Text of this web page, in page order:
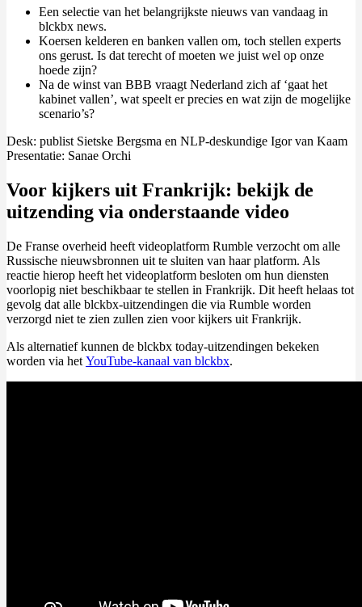
Een selectie van het belangrijkste nieuws van vandaag in
blckbx news.
Koersen kelderen en banken vallen om, toch stellen experts
ons gerust. Is dat terecht of moeten we juist wel op onze
hoede zijn?
Na de winst van BBB vraagt Nederland zich af ‘gaat het
kabinet vallen’, wat speelt er precies en wat zijn de mogelijke
scenario’s?
Desk: publist Sietske Bergsma en NLP-deskundige Igor van Kaam
Presentatie: Sanae Orchi
Voor kijkers uit Frankrijk: bekijk de
uitzending via onderstaande video
De Franse overheid heeft videoplatform Rumble verzocht om alle
Russische nieuwsbronnen uit te sluiten van haar platform. Als
reactie hierop heeft het videoplatform besloten om hun diensten
voorlopig niet beschikbaar te stellen in Frankrijk. Dit heeft helaas tot
gevolg dat alle blckbx-uitzendingen die via Rumble worden
verzorgd niet te zien zullen zien voor kijkers uit Frankrijk.
Als alternatief kunnen de blckbx today-uitzendingen bekeken
worden via het YouTube-kanaal van blckbx.